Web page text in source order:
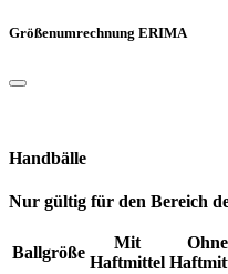
Größenumrechnung ERIMA
Handbälle
Nur gültig für den Bereich
Ballgröße
Mit
Haftmittel
Ohne